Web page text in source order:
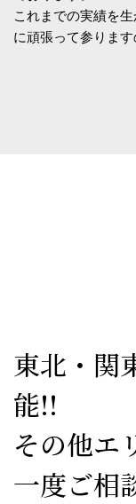
これまでの実績を
に頑張って参ります
東北・関
能!!
その他エ
一度ご相